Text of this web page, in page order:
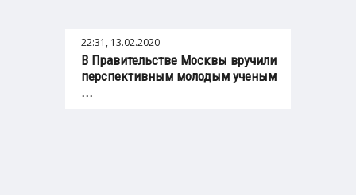
22:31, 13.02.2020
В Правительстве Москвы вручили
перспективным молодым ученым
...